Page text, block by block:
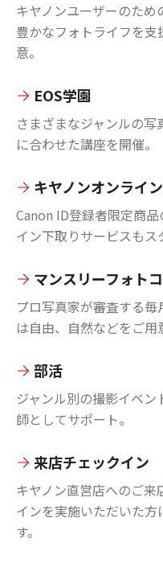
キヤノンユーザーのため
豊かなフォトライフを
意。
EOS学園
さまざまなジャンルの
に合わせた講座を開催。
キヤノンオンライ
Canon ID登録者限定商
イン下取りサービスもス
マンスリーフォト
プロ写真家が審査する
は自由、自然などをご用
部活
ジャンル別の撮影イベ
師としてサポート。
来店チェックイン
キヤノン直営店へのご
インを実施いただいた
す。